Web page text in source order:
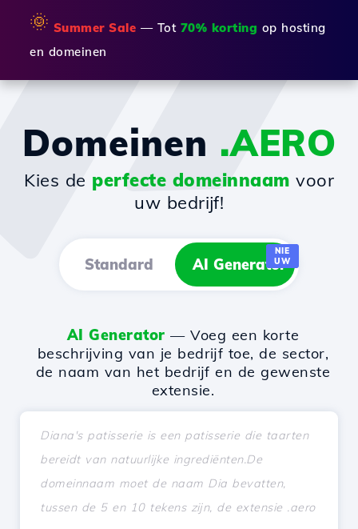
🌞 Summer Sale — Tot 70% korting op hosting
en domeinen
Domeinen .AERO
Kies de perfecte domeinnaam voor
uw bedrijf!
Standard AI Generator
NIE
UW
AI Generator — Voeg een korte
beschrijving van je bedrijf toe, de sector,
de naam van het bedrijf en de gewenste
extensie.